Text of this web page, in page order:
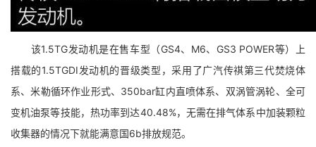
该1.5TG发动机是在售车型（GS4、M6、GS3 POWER等）上
搭载的1.5TGDI发动机的晋级类型，采用了广汽传祺第三代焚烧体
系、米勒循环作业形式、350bar缸内直喷体系、双涡管涡轮、全可
变机油泵等技能，热功率到达40.48%，无需在排气体系中加装颗粒
收集器的情况下就能满意国6b排放规范。